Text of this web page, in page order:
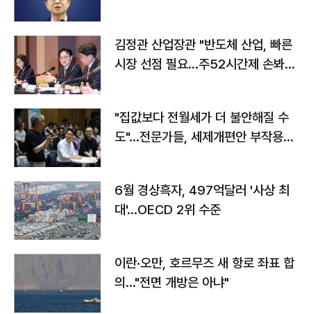
김정관 산업장관 "반도체 산업, 빠른
시장 선점 필요…주52시간제 손봐
"집값보다 전월세가 더 불안해질 수
도"…전문가들, 세제개편안 부작용
6월 경상흑자, 497억달러 '사상 최
대'…OECD 2위 수준
이란·오만, 호르무즈 새 항로 좌표 합
의…"전면 개방은 아냐"